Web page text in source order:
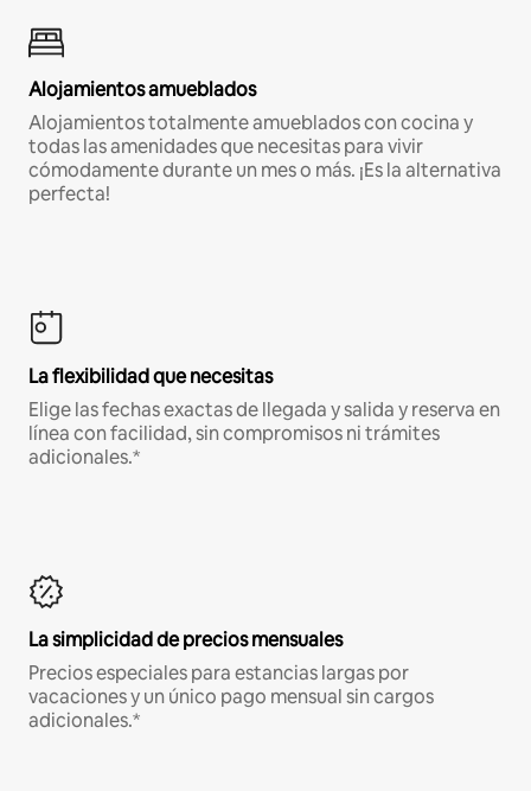
Alojamientos amueblados
Alojamientos totalmente amueblados con cocina y
todas las amenidades que necesitas para vivir
cómodamente durante un mes o más. ¡Es la alternativa
perfecta!
La flexibilidad que necesitas
Elige las fechas exactas de llegada y salida y reserva en
línea con facilidad, sin compromisos ni trámites
adicionales.*
La simplicidad de precios mensuales
Precios especiales para estancias largas por
vacaciones y un único pago mensual sin cargos
adicionales.*